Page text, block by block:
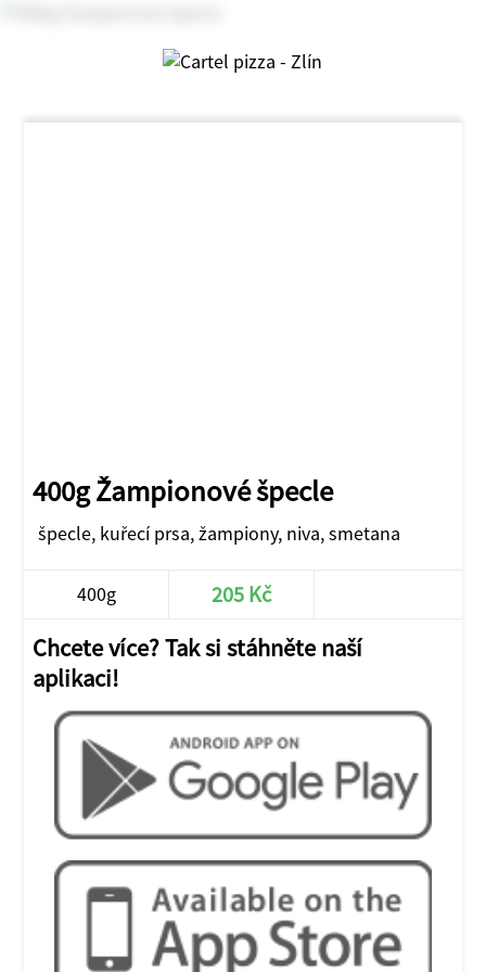
400g Žampionové špecle
špecle, kuřecí prsa, žampiony, niva, smetana
400g 205 Kč
Chcete více? Tak si stáhněte naší
aplikaci!